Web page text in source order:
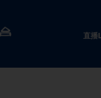
直播